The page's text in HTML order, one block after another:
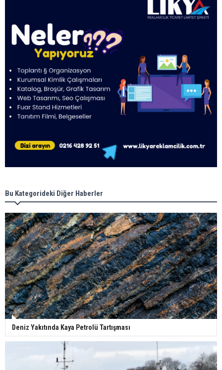
Bu Kategorideki Diğer Haberler
Deniz Yakıtında Kaya Petrolü Tartışması